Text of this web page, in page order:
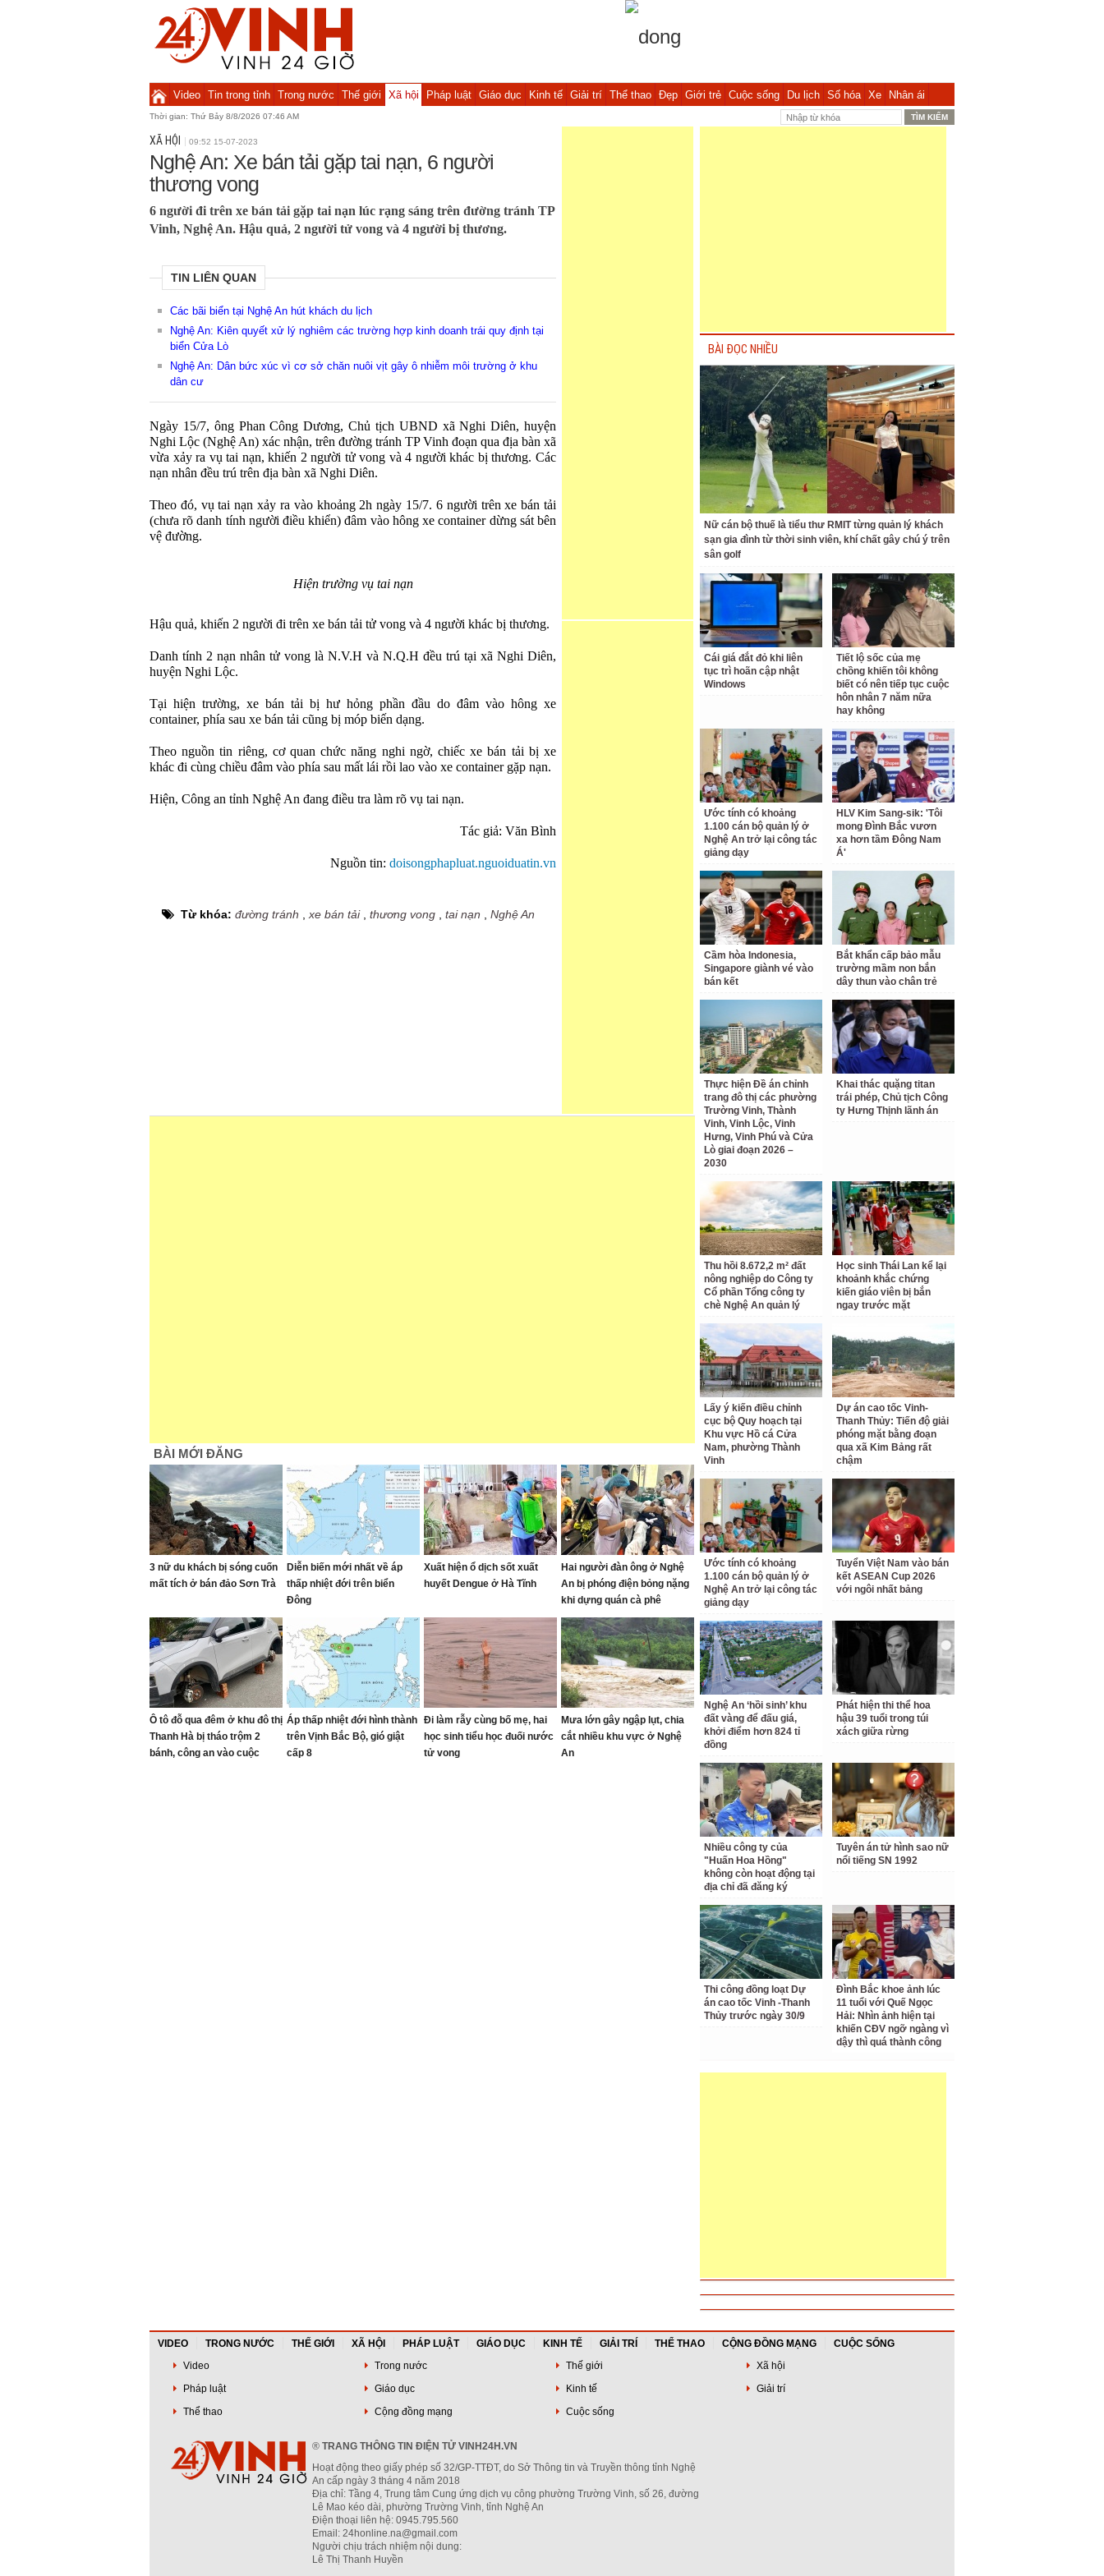
Video Tin trong tỉnh Trong nước Thế giới Xã hội Pháp luật Giáo dục Kinh tế Giải trí Thể thao Đẹp Giới trẻ Cuộc sống Du lịch Số hóa Xe Nhân ái
Thời gian: Thứ Bảy 8/8/2026 07:46 AM
XÃ HỘI 09:52 15-07-2023
Nghệ An: Xe bán tải gặp tai nạn, 6 người
thương vong
6 người đi trên xe bán tải gặp tai nạn lúc rạng sáng trên đường tránh TP
Vinh, Nghệ An. Hậu quả, 2 người tử vong và 4 người bị thương.
TIN LIÊN QUAN
Các bãi biển tại Nghệ An hút khách du lịch
Nghệ An: Kiên quyết xử lý nghiêm các trường hợp kinh doanh trái quy định tại
biển Cửa Lò
Nghệ An: Dân bức xúc vì cơ sở chăn nuôi vịt gây ô nhiễm môi trường ở khu
dân cư
Ngày 15/7, ông Phan Công Dương, Chủ tịch UBND xã Nghi Diên, huyện
Nghi Lộc (Nghệ An) xác nhận, trên đường tránh TP Vinh đoạn qua địa bàn xã
vừa xảy ra vụ tai nạn, khiến 2 người tử vong và 4 người khác bị thương. Các
nạn nhân đều trú trên địa bàn xã Nghi Diên.
Theo đó, vụ tai nạn xảy ra vào khoảng 2h ngày 15/7. 6 người trên xe bán tải
(chưa rõ danh tính người điều khiển) đâm vào hông xe container dừng sát bên
vệ đường.
Hiện trường vụ tai nạn
Hậu quả, khiến 2 người đi trên xe bán tải tử vong và 4 người khác bị thương.
Danh tính 2 nạn nhân tử vong là N.V.H và N.Q.H đều trú tại xã Nghi Diên,
huyện Nghi Lộc.
Tại hiện trường, xe bán tải bị hư hỏng phần đầu do đâm vào hông xe
container, phía sau xe bán tải cũng bị móp biến dạng.
Theo nguồn tin riêng, cơ quan chức năng nghi ngờ, chiếc xe bán tải bị xe
khác đi cùng chiều đâm vào phía sau mất lái rồi lao vào xe container gặp nạn.
Hiện, Công an tỉnh Nghệ An đang điều tra làm rõ vụ tai nạn.
Tác giả: Văn Bình
Nguồn tin: doisongphapluat.nguoiduatin.vn
Từ khóa: đường tránh xe bán tải, thương vong tai nạn Nghệ An
BÀI MỚI ĐĂNG
3 nữ du khách bị sóng cuốn
mất tích ở bán đảo Sơn Trà
Diễn biến mới nhất về áp
thấp nhiệt đới trên biển
Đông
Xuất hiện ổ dịch sốt xuất
huyết Dengue ở Hà Tĩnh
Hai người đàn ông ở Nghệ
An bị phóng điện bỏng nặng
khi dựng quán cà phê
Ô tô đỗ qua đêm ở khu đô thị
Thanh Hà bị tháo trộm 2
bánh, công an vào cuộc
Áp thấp nhiệt đới hình thành
trên Vịnh Bắc Bộ, gió giật
cấp 8
Đi làm rẫy cùng bố mẹ, hai
học sinh tiểu học đuối nước
tử vong
Mưa lớn gây ngập lụt, chia
cắt nhiều khu vực ở Nghệ
An
BÀI ĐỌC NHIỀU
Nữ cán bộ thuế là tiểu thư RMIT từng quản lý khách
sạn gia đình từ thời sinh viên, khí chất gây chú ý trên
sân golf
Cái giá đắt đỏ khi liên
tục trì hoãn cập nhật
Windows
Tiết lộ sốc của mẹ
chồng khiến tôi không
biết có nên tiếp tục cuộc
hôn nhân 7 năm nữa
hay không
Ước tính có khoảng
1.100 cán bộ quản lý ở
Nghệ An trở lại công tác
giảng dạy
HLV Kim Sang-sik: 'Tôi
mong Đình Bắc vươn
xa hơn tầm Đông Nam
Á'
Cầm hòa Indonesia,
Singapore giành vé vào
bán kết
Bắt khẩn cấp bảo mẫu
trường mầm non bắn
dây thun vào chân trẻ
Thực hiện Đề án chỉnh
trang đô thị các phường
Trường Vinh, Thành
Vinh, Vinh Lộc, Vinh
Hưng, Vinh Phú và Cửa
Lò giai đoạn 2026 –
2030
Khai thác quặng titan
trái phép, Chủ tịch Công
ty Hưng Thịnh lãnh án
Thu hồi 8.672,2 m² đất
nông nghiệp do Công ty
Cổ phần Tổng công ty
chè Nghệ An quản lý
Học sinh Thái Lan kể lại
khoảnh khắc chứng
kiến giáo viên bị bắn
ngay trước mặt
Lấy ý kiến điều chỉnh
cục bộ Quy hoạch tại
Khu vực Hồ cá Cửa
Nam, phường Thành
Vinh
Dự án cao tốc Vinh-
Thanh Thủy: Tiến độ giải
phóng mặt bằng đoạn
qua xã Kim Bảng rất
chậm
Ước tính có khoảng
1.100 cán bộ quản lý ở
Nghệ An trở lại công tác
giảng dạy
Tuyển Việt Nam vào bán
kết ASEAN Cup 2026
với ngôi nhất bảng
Nghệ An ‘hồi sinh’ khu
đất vàng để đấu giá,
khởi điểm hơn 824 tỉ
đồng
Phát hiện thi thể hoa
hậu 39 tuổi trong túi
xách giữa rừng
Nhiều công ty của
"Huấn Hoa Hồng"
không còn hoạt động tại
địa chỉ đã đăng ký
Tuyên án tử hình sao nữ
nổi tiếng SN 1992
Thi công đồng loạt Dự
án cao tốc Vinh -Thanh
Thủy trước ngày 30/9
Đình Bắc khoe ảnh lúc
11 tuổi với Quế Ngọc
Hải: Nhìn ảnh hiện tại
khiến CĐV ngỡ ngàng vì
dậy thì quá thành công
VIDEO TRONG NƯỚC THẾ GIỚI XÃ HỘI PHÁP LUẬT GIÁO DỤC KINH TẾ GIẢI TRÍ THỂ THAO CỘNG ĐỒNG MẠNG
CUỘC SỐNG
Video
Trong nước Thế giới
Xã hội
Pháp luật
Giáo dục Kinh tế
Giải trí
Thể thao
Cộng đồng mạng Cuộc sống
® TRANG THÔNG TIN ĐIỆN TỬ VINH24H.VN
Hoạt động theo giấy phép số 32/GP-TTĐT, do Sở Thông tin và Truyền thông tỉnh Nghệ
An cấp ngày 3 tháng 4 năm 2018
Địa chỉ: Tầng 4, Trung tâm Cung ứng dịch vụ công phường Trường Vinh, số 26, đường
Lê Mao kéo dài, phường Trường Vinh, tỉnh Nghệ An
Điện thoại liên hệ: 0945.795.560
Email: 24honline.na@gmail.com
Người chịu trách nhiệm nội dung:
Lê Thị Thanh Huyền